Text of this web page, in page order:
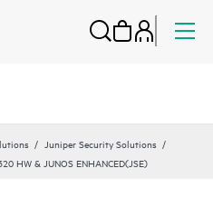
Juniper Security Solutions
HW & JUNOS ENHANCED(JSE)